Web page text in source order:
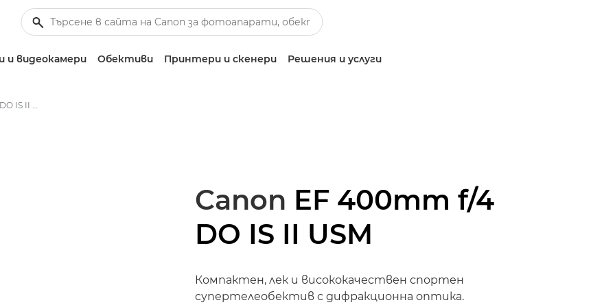
видеокамери Обективи Принтери и скенери Решения и услуги
Canon EF 400mm f/4 DO IS II USM - Lenses - Camera & Photo lenses
Canon EF 400mm f/4
DO IS II USM
Компактен, лек и висококачествен спортен
супертелеобектив с дифракционна оптика.